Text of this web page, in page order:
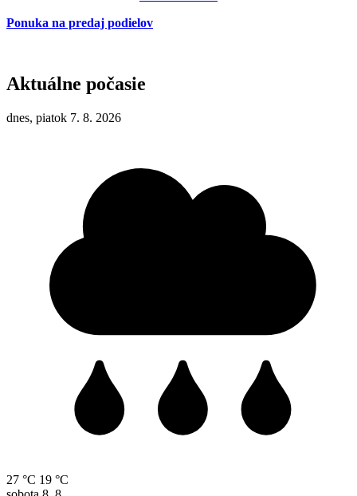
Ponuka na predaj podielov
Aktuálne počasie
dnes, piatok 7. 8. 2026
27 °C 19 °C